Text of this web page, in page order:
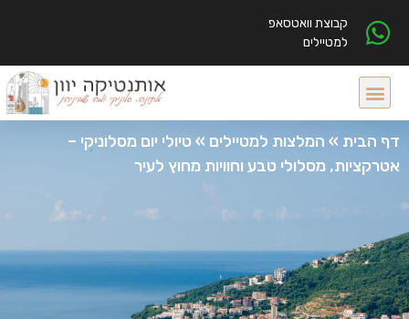
קבוצת וואטסאפ
למטיילים
דף הבית » המלצות למטיילים » טיולי יום מסלוניקי –
אטרקציות, מסלולי טבע וחוויות מחוץ לעיר